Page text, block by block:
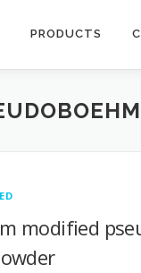
PRODUCTS
modified